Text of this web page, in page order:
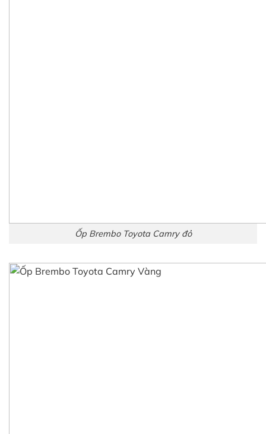
Ốp Brembo Toyota Camry đỏ